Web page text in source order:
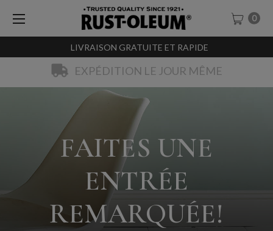
LIVRAISON GRATUITE ET RAPIDE
0
EXPÉDITION LE JOUR MÊME
FAITES UNE
ENTRÉE
REMARQUÉE!